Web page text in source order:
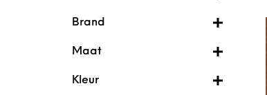
Brand
Maat
Kleur